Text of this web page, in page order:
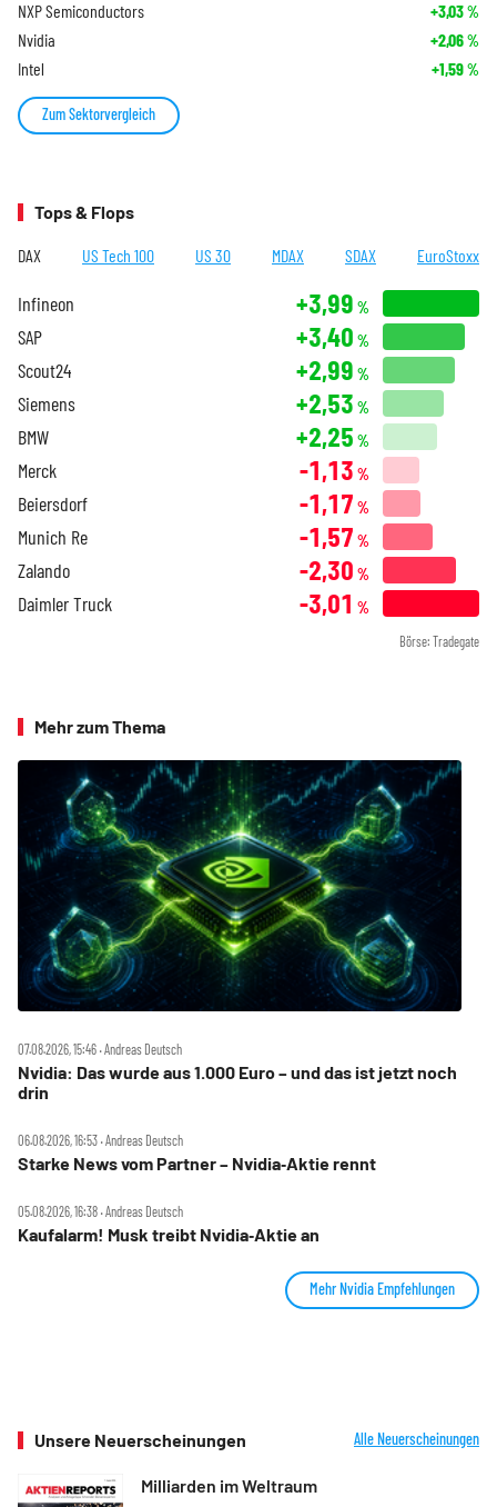
NXP Semiconductors +3,03%
Nvidia +2,06%
Intel +1,59%
Zum Sektorvergleich
Tops & Flops
DAX US Tech 100 US 30 MDAX SDAX EuroStoxx
Infineon +3,99 %
SAP +3,40 %
Scout24 +2,99 %
Siemens +2,53 %
BMW +2,25 %
Merck -1,13 %
Beiersdorf -1,17 %
Munich Re -1,57 %
Zalando -2,30 %
Daimler Truck -3,01 %
Börse: Tradegate
Mehr zum Thema
07.08.2026, 15:46 ‧ Andreas Deutsch
Nvidia: Das wurde aus 1.000 Euro – und das ist jetzt noch
drin
06.08.2026, 16:53 ‧ Andreas Deutsch
Starke News vom Partner – Nvidia‑Aktie rennt
05.08.2026, 16:38 ‧ Andreas Deutsch
Kaufalarm! Musk treibt Nvidia‑Aktie an
Mehr Nvidia Empfehlungen
Unsere Neuerscheinungen Alle Neuerscheinungen
Milliarden im Weltraum